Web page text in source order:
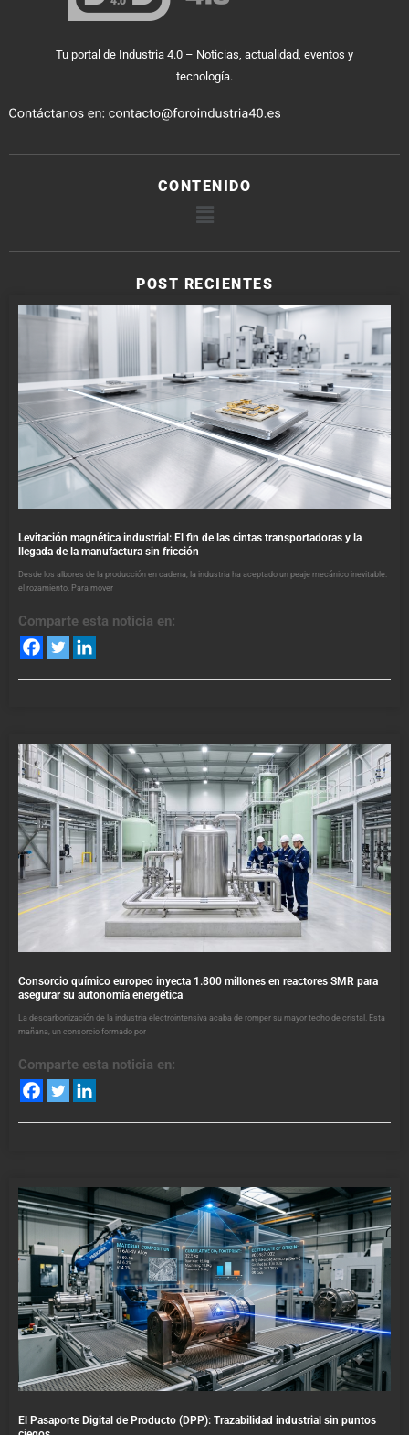
Tu portal de Industria 4.0 – Noticias, actualidad, eventos y
tecnología.
CONTENIDO
POST RECIENTES
Levitación magnética industrial: El fin de las cintas transportadoras y la
llegada de la manufactura sin fricción
Desde los albores de la producción en cadena, la industria ha aceptado un peaje mecánico inevitable:
el rozamiento. Para mover
Comparte esta noticia en:
Consorcio químico europeo inyecta 1.800 millones en reactores SMR para
asegurar su autonomía energética
La descarbonización de la industria electrointensiva acaba de romper su mayor techo de cristal. Esta
mañana, un consorcio formado por
Comparte esta noticia en:
El Pasaporte Digital de Producto (DPP): Trazabilidad industrial sin puntos